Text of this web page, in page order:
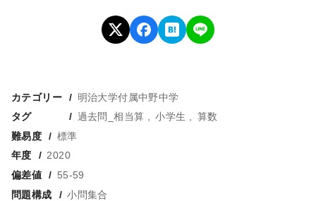
カテゴリー
明治大学付属中野中学
タグ
過去問_相当算 小学生
算数
難易度
標準
年度
2020
偏差値
55-59
問題構成
小問集合